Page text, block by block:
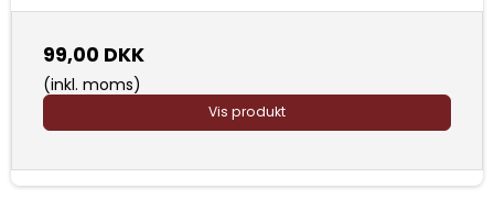
99,00 DKK
(inkl. moms)
Vis produkt